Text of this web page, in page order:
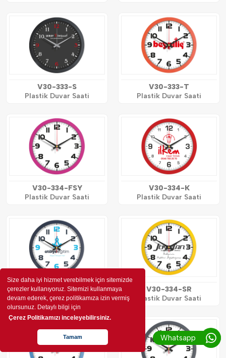
Size daha iyi hizmet verebilmek için sitemizde
çerezler kullanıyoruz. Sitemizi kullanmaya
devam ederek, çerez politikamıza izin vermiş
olursunuz. Detaylı bilgi için
Çerez Politikamızı inceleyebilirsiniz.
Tamam
V30-333-S
Plastik Duvar Saati
V30-333-T
Plastik Duvar Saati
V30-334-FSY
Plastik Duvar Saati
V30-334-K
Plastik Duvar Saati
V30-334-L
Plastik Duvar Saati
V30-334-SR
Plastik Duvar Saati
Whatsapp